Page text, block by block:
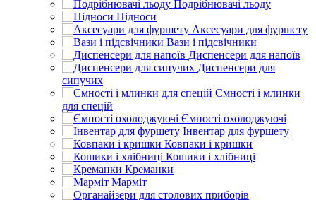
Подрібнювачі льоду
Підноси
Аксесуари для фуршету
Вази і підсвічники
Диспенсери для напоїв
Диспенсери для
сипучих
Ємності і млинки
для спецій
Ємності охолоджуючі
Інвентар для фуршету
Ковпаки і кришки
Кошики і хлібниці
Креманки
Марміт